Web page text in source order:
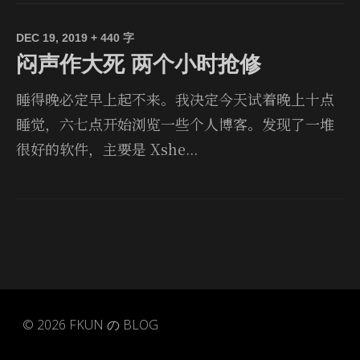
DEC 19, 2019 + 440 字
闷声作大死 两个小时抢修
睡得晚必定早上起不来。我决定今天试着晚上十点
睡觉，六七点开始浏览一些个人博客。发现了一堆
很好的软件，主要是 Xshe...
© 2026 FKUN の BLOG